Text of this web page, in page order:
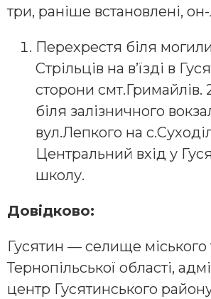
три, раніше встановлені,
Перехрестя біля
Стрільців на в’їзді в
сторони смт.Гримайлів.
біля залізничного
вул.Лепкого на
Центральний вхід у
школу.
Довідково:
Гусятин — селище міського
Тернопільської області,
центр Гусятинського